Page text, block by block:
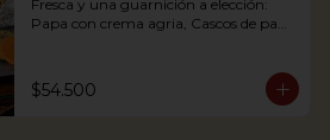
Fresca y una guarnición a elección:
Papa con crema agria, Cascos de papa
y arracacha.
$54.500